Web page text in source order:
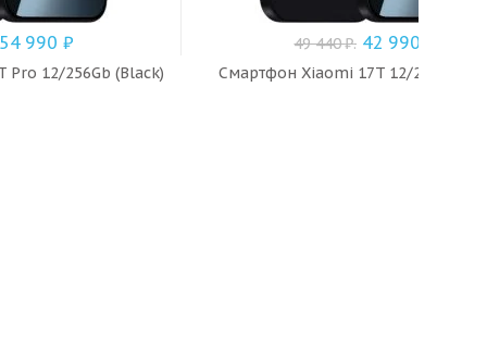
990 ₽
12/256Gb (Black)
49 440₽. 42 990
Смартфон Xiaomi 17T 12/256Gb